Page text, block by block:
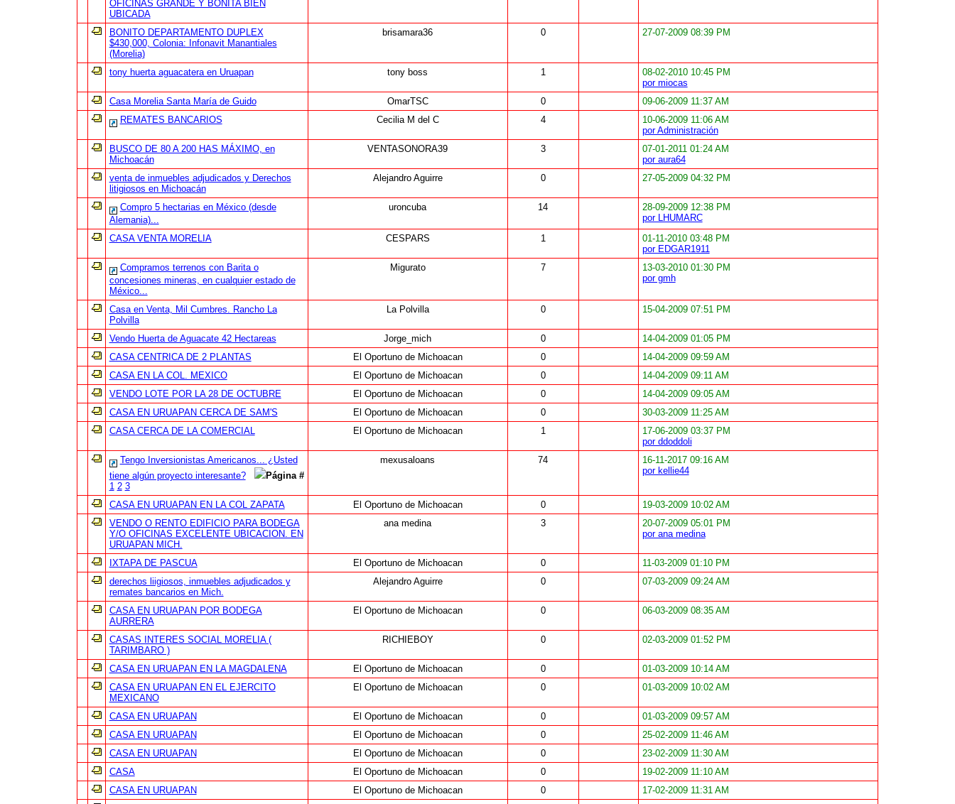
OFICINAS GRANDE Y BONITA BIEN
UBICADA
BONITO DEPARTAMENTO DUPLEX
$430,000, Colonia: Infonavit Manantiales
(Morelia)
brisamara36 0 27-07-2009 08:39 PM
tony huerta aguacatera en Uruapan tony boss 1
08-02-2010 10:45 PM
por miocas
Casa Morelia Santa María de Guido
OmarTSC 0
09-06-2009 11:37 AM
REMATES BANCARIOS
Cecilia M del C 4
10-06-2009 11:06 AM
por Administración
BUSCO DE 80 A 200 HAS MÁXIMO, en
Michoacán
VENTASONORA39 3
07-01-2011 01:24 AM
por aura64
venta de inmuebles adjudicados y Derechos
litigiosos en Michoacán
Alejandro Aguirre 0 27-05-2009 04:32 PM
Compro 5 hectarias en México (desde
Alemania)...
uroncuba 14
28-09-2009 12:38 PM
por LHUMARC
CASA VENTA MORELIA
CESPARS 1
01-11-2010 03:48 PM
por EDGAR1911
Compramos terrenos con Barita o
concesiones mineras, en cualquier estado de
México...
Migurato 7
13-03-2010 01:30 PM
por gmh
Casa en Venta, Mil Cumbres. Rancho La
Polvilla
La Polvilla 0 15-04-2009 07:51 PM
Vendo Huerta de Aguacate 42 Hectareas Jorge_mich 0
14-04-2009 01:05 PM
CASA CENTRICA DE 2 PLANTAS
El Oportuno de Michoacan 0
14-04-2009 09:59 AM
CASA EN LA COL. MEXICO
El Oportuno de Michoacan 0
14-04-2009 09:11 AM
VENDO LOTE POR LA 28 DE OCTUBRE
El Oportuno de Michoacan 0
14-04-2009 09:05 AM
CASA EN URUAPAN CERCA DE SAM'S
El Oportuno de Michoacan 0
30-03-2009 11:25 AM
CASA CERCA DE LA COMERCIAL
El Oportuno de Michoacan 1
17-06-2009 03:37 PM
por ddoddoli
Tengo Inversionistas Americanos... ¿Usted
tiene algún proyecto interesante?
Página #
1 2 3
mexusaloans 74
16-11-2017 09:16 AM
por kellie44
CASA EN URUAPAN EN LA COL ZAPATA El Oportuno de Michoacan 0
19-03-2009 10:02 AM
VENDO O RENTO EDIFICIO PARA BODEGA
Y/O OFICINAS EXCELENTE UBICACION. EN
URUAPAN MICH.
ana medina 3
20-07-2009 05:01 PM
por ana medina
IXTAPA DE PASCUA El Oportuno de Michoacan 0
11-03-2009 01:10 PM
derechos liigiosos, inmuebles adjudicados y
remates bancarios en Mich.
Alejandro Aguirre 0 07-03-2009 09:24 AM
CASA EN URUAPAN POR BODEGA
AURRERA
El Oportuno de Michoacan 0 06-03-2009 08:35 AM
CASAS INTERES SOCIAL MORELIA (
TARIMBARO )
RICHIEBOY 0 02-03-2009 01:52 PM
CASA EN URUAPAN EN LA MAGDALENA El Oportuno de Michoacan 0
01-03-2009 10:14 AM
CASA EN URUAPAN EN EL EJERCITO
MEXICANO
El Oportuno de Michoacan 0 01-03-2009 10:02 AM
CASA EN URUAPAN El Oportuno de Michoacan 0
01-03-2009 09:57 AM
CASA EN URUAPAN
El Oportuno de Michoacan 0
25-02-2009 11:46 AM
CASA EN URUAPAN
El Oportuno de Michoacan 0
23-02-2009 11:30 AM
CASA
El Oportuno de Michoacan 0
19-02-2009 11:10 AM
CASA EN URUAPAN
El Oportuno de Michoacan 0
17-02-2009 11:31 AM